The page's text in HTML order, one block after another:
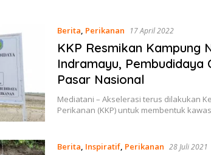
Berita, Perikanan 17 April 2022
KKP Resmikan Kampung
Indramayu, Pembudidaya
Pasar Nasional
Mediatani – Akselerasi terus dilakukan
Perikanan (KKP) untuk membentuk
Berita, Inspiratif, Perikanan 28 Juli 2021